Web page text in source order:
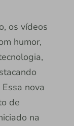
os vídeos
humor,
nova
de
na